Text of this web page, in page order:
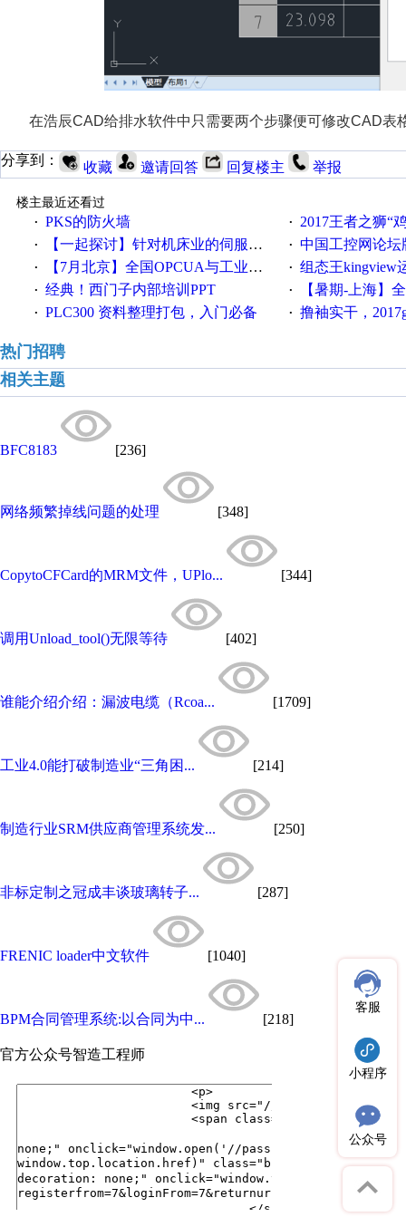
在浩辰CAD给排水软件中只需要两个步骤便可修改CAD表
分享到： 收藏 邀请回答 回复楼主 举报
楼主最近还看过
· PKS的防火墙 · 2017王者之狮“鸡”情签到
· 【一起探讨】针对机床业的伺服系统发展，您的期望是什么？ · 中国工控网论坛版
· 【7月北京】全国OPCUA与工业互联技术培训班通知！ · 组态王kingview
· 经典！西门子内部培训PPT · 【暑期-上海】全国工业
· PLC300 资料整理打包，入门必备 · 撸袖实干，2017gongkong®第
热门招聘
相关主题
BFC8183 [236]
网络频繁掉线问题的处理 [348]
CopytoCFCard的MRM文件，UPlo... [344]
调用Unload_tool()无限等待 [402]
谁能介绍介绍：漏波电缆（Rcoa... [1709]
工业4.0能打破制造业“三角困... [214]
制造行业SRM供应商管理系统发... [250]
非标定制之冠成丰谈玻璃转子... [287]
FRENIC loader中文软件 [1040]
BPM合同管理系统:以合同为中... [218]
官方公众号智造工程师
客服
小程序
公众号